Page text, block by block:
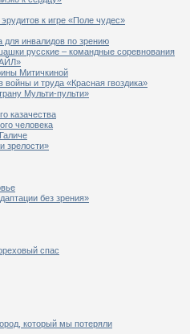
к игре «Поле чудес»
для инвалидов по зрению
русские – командные соревнования
Митичкиной
войны и труда «Красная гвоздика»
Мульти-пульти»
казачества
человека
зрелости»
без зрения»
спас
который мы потеряли